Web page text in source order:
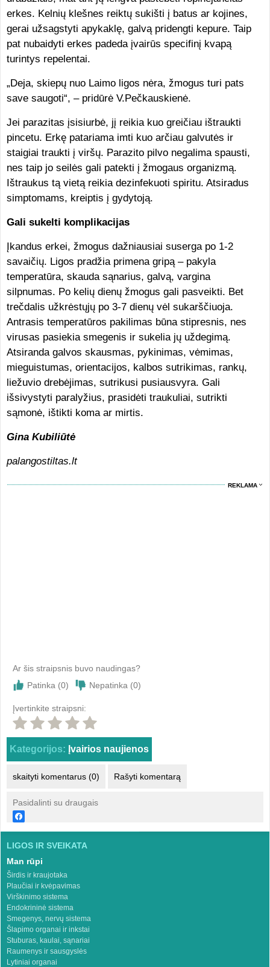
erkes. Kelnių klešnes reiktų sukišti į batus ar kojines,
gerai užsagstyti apykaklę, galvą pridengti kepure. Taip
pat nubaidyti erkes padeda įvairūs specifinį kvapą
turintys repelentai.
„Deja, skiepų nuo Laimo ligos nėra, žmogus turi pats
save saugoti“, – pridūrė V.Pečkauskienė.
Jei parazitas įsisiurbė, jį reikia kuo greičiau ištraukti
pincetu. Erkę patariama imti kuo arčiau galvutės ir
staigiai traukti į viršų. Parazito pilvo negalima spausti,
nes taip jo seilės gali patekti į žmogaus organizmą.
Ištraukus tą vietą reikia dezinfekuoti spiritu. Atsiradus
simptomams, kreiptis į gydytoją.
Gali sukelti komplikacijas
Įkandus erkei, žmogus dažniausiai suserga po 1-2
savaičių. Ligos pradžia primena gripą – pakyla
temperatūra, skauda sąnarius, galvą, vargina
silpnumas. Po kelių dienų žmogus gali pasveikti. Bet
trečdalis užkrėstųjų po 3-7 dienų vėl sukarščiuoja.
Antrasis temperatūros pakilimas būna stipresnis, nes
virusas pasiekia smegenis ir sukelia jų uždegimą.
Atsiranda galvos skausmas, pykinimas, vėmimas,
mieguistumas, orientacijos, kalbos sutrikimas, rankų,
liežuvio drebėjimas, sutrikusi pusiausvyra. Gali
išsivystyti paralyžius, prasidėti traukuliai, sutrikti
sąmonė, ištikti koma ar mirtis.
Gina Kubiliūtė
palangostiltas.lt
REKLAMA
Ar šis straipsnis buvo naudingas?
Patinka (0) Nepatinka (0)
Įvertinkite straipsni:
Kategorijos: Įvairios naujienos
skaityti komentarus (0) Rašyti komentarą
Pasidalinti su draugais
LIGOS IR SVEIKATA
Man rūpi
Širdis ir kraujotaka
Plaučiai ir kvėpavimas
Virškinimo sistema
Endokrininė sistema
Smegenys, nervų sistema
Šlapimo organai ir inkstai
Stuburas, kaulai, sąnariai
Raumenys ir sausgyslės
Lytiniai organai